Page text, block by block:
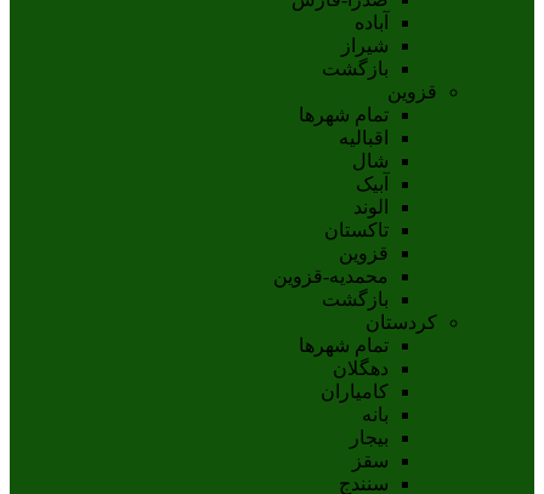
آباده
شيراز
بازگشت
قزوین
تمام شهر‌ها
اقبالیه
شال
آبيک
الوند
تاکستان
قزوين
محمديه-قزوين
بازگشت
کردستان
تمام شهر‌ها
دهگلان
کامیاران
بانه
بيجار
سقز
سنندج